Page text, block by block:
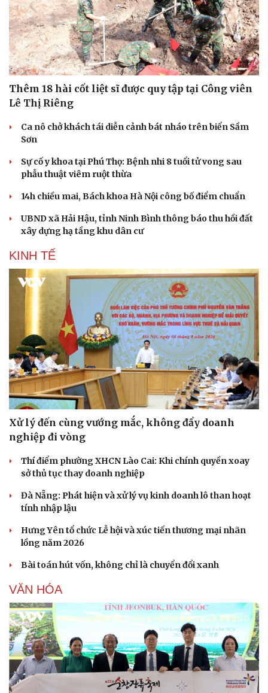
Du lịch
Tư vấn
Săn Tour
Podcast
Câu chuyện thời sự
Kể chuyện cho bé
Thêm 18 hài cốt liệt sĩ được quy tập tại Công viên
Lê Thị Riêng
Ca nô chở khách tái diễn cảnh bát nháo trên biển Sầm
Sơn
Sự cố y khoa tại Phú Thọ: Bệnh nhi 8 tuổi tử vong sau
phẫu thuật viêm ruột thừa
14h chiều mai, Bách khoa Hà Nội công bố điểm chuẩn
UBND xã Hải Hậu, tỉnh Ninh Bình thông báo thu hồi đất
xây dựng hạ tầng khu dân cư
KINH TẾ
Xử lý đến cùng vướng mắc, không đẩy doanh
nghiệp đi vòng
Thí điểm phường XHCN Lào Cai: Khi chính quyền xoay
sở thủ tục thay doanh nghiệp
Đà Nẵng: Phát hiện và xử lý vụ kinh doanh lô than hoạt
tính nhập lậu
Hưng Yên tổ chức Lễ hội và xúc tiến thương mại nhãn
lồng năm 2026
Bài toán hút vốn, không chỉ là chuyển đổi xanh
VĂN HÓA